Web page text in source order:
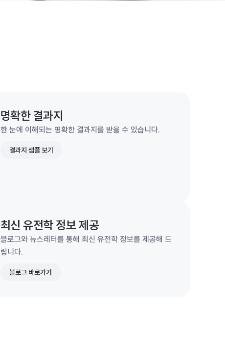
명확한 결과지
한 눈에 이해되는 명확한 결과지를 받을 수 있습니다.
결과지 샘플 보기
최신 유전학 정보 제공
블로그와 뉴스레터를 통해 최신 유전학 정보를 제공해 드
립니다.
블로그 바로가기